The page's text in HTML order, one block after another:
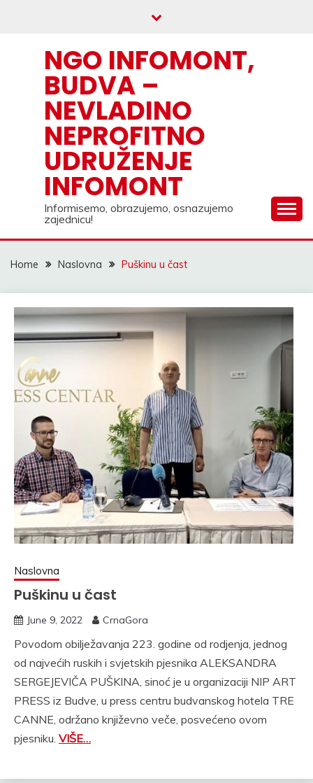
NGO INFOMONT,
BUDVA –
NEVLADINO
NEPROFITNO
UDRUŽENJE
INFOMONT
Informisemo, obrazujemo, osnazujemo
zajednicu!
Home Naslovna Puškinu u čast
Naslovna
Puškinu u čast
June 9, 2022 CrnaGora
Povodom obilježavanja 223. godine od rodjenja, jednog
od najvećih ruskih i svjetskih pjesnika ALEKSANDRA
SERGEJEVIČA PUŠKINA, sinoć je u organizaciji NIP ART
PRESS iz Budve, u press centru budvanskog hotela TRE
CANNE, održano književno veče, posvećeno ovom
pjesniku. VIŠE…